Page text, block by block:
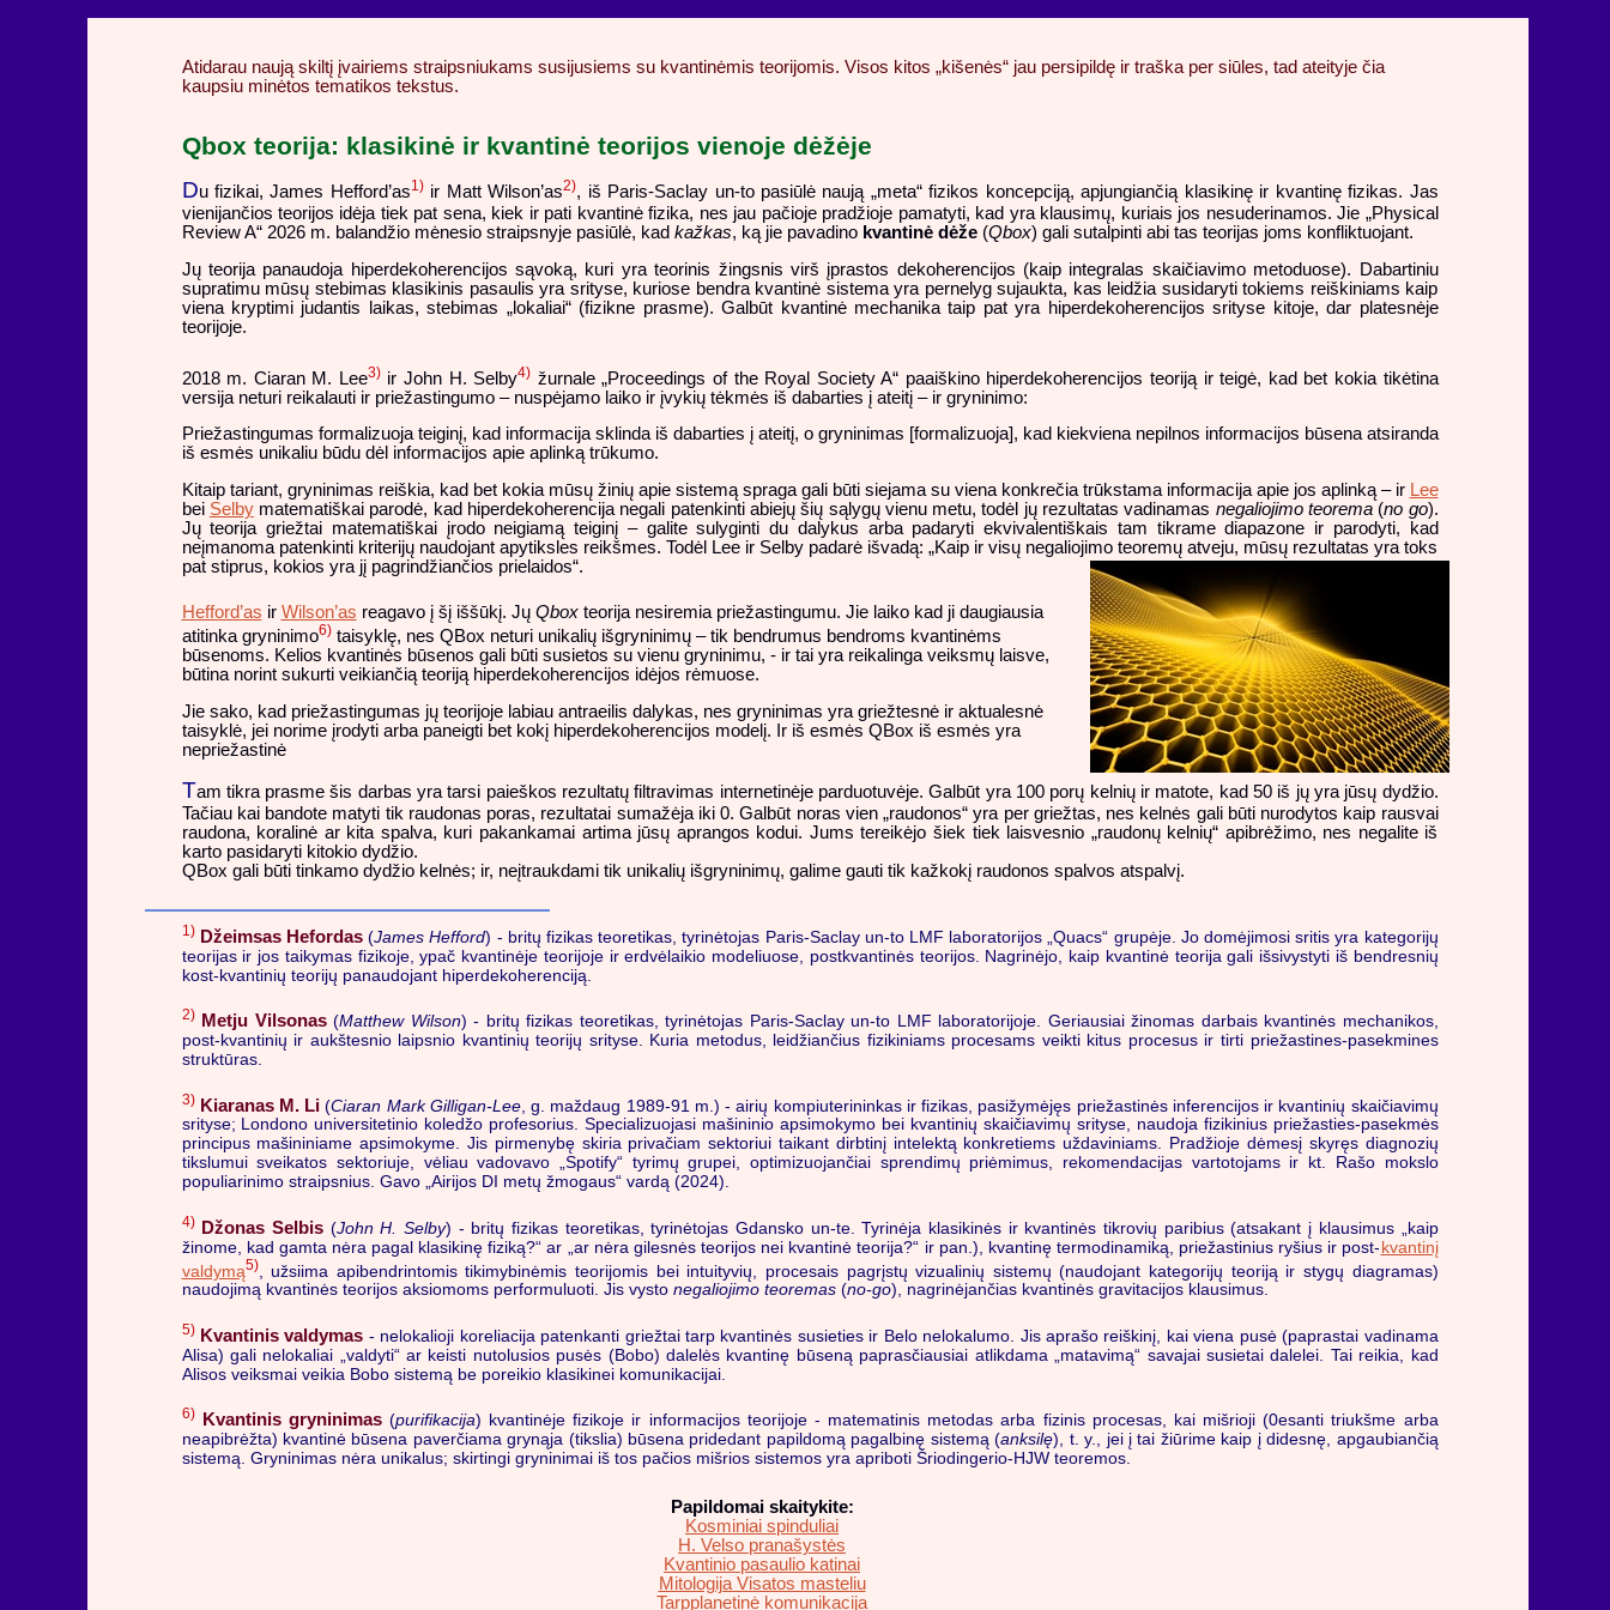
Atidarau naują skiltį įvairiems straipsniukams susijusiems su kvantinėmis teorijomis. Visos kitos „kišenės“ jau persipildę ir traška per siūles, tad ateityje čia
kaupsiu minėtos tematikos tekstus.
Qbox teorija: klasikinė ir kvantinė teorijos vienoje dėžėje
Du fizikai, James Hefford’as1)ir Matt Wilson’as2), iš Paris-Saclay un-to pasiūlė naują „meta“ fizikos koncepciją, apjungiančią klasikinę ir kvantinę fizikas. Jas
vienijančios teorijos idėja tiek pat sena, kiek ir pati kvantinė fizika, nes jau pačioje pradžioje pamatyti, kad yra klausimų, kuriais jos nesuderinamos. Jie „Physical
Review A“ 2026 m. balandžio mėnesio straipsnyje pasiūlė, kad kažkas, ką jie pavadino kvantinė dėže(Qbox) gali sutalpinti abi tas teorijas joms konfliktuojant.
Jų teorija panaudoja hiperdekoherencijos sąvoką, kuri yra teorinis žingsnis virš įprastos dekoherencijos (kaip integralas skaičiavimo metoduose). Dabartiniu
supratimu mūsų stebimas klasikinis pasaulis yra srityse, kuriose bendra kvantinė sistema yra pernelyg sujaukta, kas leidžia susidaryti tokiems reiškiniams kaip
viena kryptimi judantis laikas, stebimas „lokaliai“ (fizikne prasme). Galbūt kvantinė mechanika taip pat yra hiperdekoherencijos srityse kitoje, dar platesnėje
teorijoje.
2018 m. Ciaran M. Lee3)ir John H. Selby4) žurnale „Proceedings of the Royal Society A“ paaiškino hiperdekoherencijos teoriją ir teigė, kad bet kokia tikėtina
versija neturi reikalauti ir priežastingumo – nuspėjamo laiko ir įvykių tėkmės iš dabarties į ateitį – ir gryninimo:
Priežastingumas formalizuoja teiginį, kad informacija sklinda iš dabarties į ateitį, o gryninimas [formalizuoja], kad kiekviena nepilnos informacijos būsena atsiranda
iš esmės unikaliu būdu dėl informacijos apie aplinką trūkumo.
Kitaip tariant, gryninimas reiškia, kad bet kokia mūsų žinių apie sistemą spraga gali būti siejama su viena konkrečia trūkstama informacija apie jos aplinką – ir Lee
bei Selbymatematiškai parodė, kad hiperdekoherencija negali patenkinti abiejų šių sąlygų vienu metu, todėl jų rezultatas vadinamas negaliojimo teorema(no go).
Jų teorija griežtai matematiškai įrodo neigiamą teiginį – galite sulyginti du dalykus arba padaryti ekvivalentiškais tam tikrame diapazone ir parodyti, kad
neįmanoma patenkinti kriterijų naudojant apytiksles reikšmes. Todėl Lee ir Selby padarė išvadą: „Kaip ir visų negaliojimo teoremų atveju, mūsų rezultatas yra toks
pat stiprus, kokios yra jį pagrindžiančios prielaidos“.
Hefford’as ir Wilson’as reagavo į šį iššūkį. Jų Qboxteorija nesiremia priežastingumu. Jie laiko kad ji daugiausia
atitinka gryninimo6)taisyklę, nes QBox neturi unikalių išgryninimų – tik bendrumus bendroms kvantinėms
būsenoms. Kelios kvantinės būsenos gali būti susietos su vienu gryninimu, - ir tai yra reikalinga veiksmų laisve,
būtina norint sukurti veikiančią teoriją hiperdekoherencijos idėjos rėmuose.
Jie sako, kad priežastingumas jų teorijoje labiau antraeilis dalykas, nes gryninimas yra griežtesnė ir aktualesnė
taisyklė, jei norime įrodyti arba paneigti bet kokį hiperdekoherencijos modelį. Ir iš esmės QBox iš esmės yra
nepriežastinė
Tam tikra prasme šis darbas yra tarsi paieškos rezultatų filtravimas internetinėje parduotuvėje. Galbūt yra 100 porų kelnių ir matote, kad 50 iš jų yra jūsų dydžio.
Tačiau kai bandote matyti tik raudonas poras, rezultatai sumažėja iki 0. Galbūt noras vien „raudonos“ yra per griežtas, nes kelnės gali būti nurodytos kaip rausvai
raudona, koralinė ar kita spalva, kuri pakankamai artima jūsų aprangos kodui. Jums tereikėjo šiek tiek laisvesnio „raudonų kelnių“ apibrėžimo, nes negalite iš
karto pasidaryti kitokio dydžio.
QBox gali būti tinkamo dydžio kelnės; ir, neįtraukdami tik unikalių išgryninimų, galime gauti tik kažkokį raudonos spalvos atspalvį.
1) Džeimsas Hefordas(James Hefford) - britų fizikas teoretikas, tyrinėtojas Paris-Saclay un-to LMF laboratorijos „Quacs“ grupėje. Jo domėjimosi sritis yra kategorijų
teorijas ir jos taikymas fizikoje, ypač kvantinėje teorijoje ir erdvėlaikio modeliuose, postkvantinės teorijos. Nagrinėjo, kaip kvantinė teorija gali išsivystyti iš bendresnių
kost-kvantinių teorijų panaudojant hiperdekoherenciją.
2) Metju Vilsonas(Matthew Wilson) - britų fizikas teoretikas, tyrinėtojas Paris-Saclay un-to LMF laboratorijoje. Geriausiai žinomas darbais kvantinės mechanikos,
post-kvantinių ir aukštesnio laipsnio kvantinių teorijų srityse. Kuria metodus, leidžiančius fizikiniams procesams veikti kitus procesus ir tirti priežastines-pasekmines
struktūras.
3) Kiaranas M. Li (Ciaran Mark Gilligan-Lee, g. maždaug 1989-91 m.) - airių kompiuterininkas ir fizikas, pasižymėjęs priežastinės inferencijos ir kvantinių skaičiavimų
srityse; Londono universitetinio koledžo profesorius. Specializuojasi mašininio apsimokymo bei kvantinių skaičiavimų srityse, naudoja fizikinius priežasties-pasekmės
principus mašininiame apsimokyme. Jis pirmenybę skiria privačiam sektoriui taikant dirbtinį intelektą konkretiems uždaviniams. Pradžioje dėmesį skyręs diagnozių
tikslumui sveikatos sektoriuje, vėliau vadovavo „Spotify“ tyrimų grupei, optimizuojančiai sprendimų priėmimus, rekomendacijas vartotojams ir kt. Rašo mokslo
populiarinimo straipsnius. Gavo „Airijos DI metų žmogaus“ vardą (2024).
4) Džonas Selbis(John H. Selby) - britų fizikas teoretikas, tyrinėtojas Gdansko un-te. Tyrinėja klasikinės ir kvantinės tikrovių paribius (atsakant į klausimus „kaip
žinome, kad gamta nėra pagal klasikinę fiziką?“ ar „ar nėra gilesnės teorijos nei kvantinė teorija?“ ir pan.), kvantinę termodinamiką, priežastinius ryšius ir post-kvantinį
valdymą5), užsiima apibendrintomis tikimybinėmis teorijomis bei intuityvių, procesais pagrįstų vizualinių sistemų (naudojant kategorijų teoriją ir stygų diagramas)
naudojimą kvantinės teorijos aksiomoms performuluoti. Jis vysto negaliojimo teoremas(no-go), nagrinėjančias kvantinės gravitacijos klausimus.
5) Kvantinis valdymas - nelokalioji koreliacija patenkanti griežtai tarp kvantinės susieties ir Belo nelokalumo. Jis aprašo reiškinį, kai viena pusė (paprastai vadinama
Alisa) gali nelokaliai „valdyti“ ar keisti nutolusios pusės (Bobo) dalelės kvantinę būseną paprasčiausiai atlikdama „matavimą“ savajai susietai dalelei. Tai reikia, kad
Alisos veiksmai veikia Bobo sistemą be poreikio klasikinei komunikacijai.
6) Kvantinis gryninimas(purifikacija) kvantinėje fizikoje ir informacijos teorijoje - matematinis metodas arba fizinis procesas, kai mišrioji (0esanti triukšme arba
neapibrėžta) kvantinė būsena paverčiama grynąja (tikslia) būsena pridedant papildomą pagalbinę sistemą (anksilę), t. y., jei į tai žiūrime kaip į didesnę, apgaubiančią
sistemą. Gryninimas nėra unikalus; skirtingi gryninimai iš tos pačios mišrios sistemos yra apriboti Šriodingerio-HJW teoremos.
Papildomai skaitykite:
Kosminiai spinduliai
H. Velso pranašystės
Kvantinio pasaulio katinai
Mitologija Visatos masteliu
Tarpplanetinė komunikacija